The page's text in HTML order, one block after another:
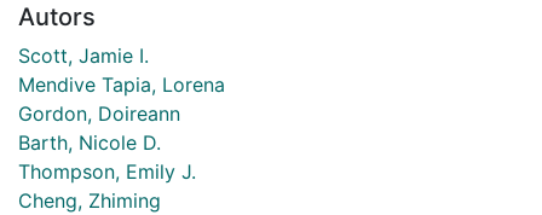
Autors
Scott, Jamie I.
Mendive Tapia, Lorena
Gordon, Doireann
Barth, Nicole D.
Thompson, Emily J.
Cheng, Zhiming